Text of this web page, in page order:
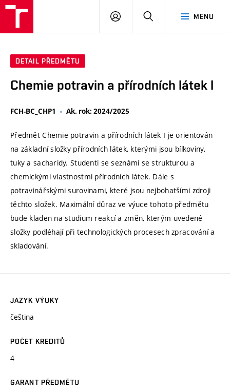
MENU
PŘIHLÁSIT
DETAIL PŘEDMĚTU
Chemie potravin a přírodních látek I
FCH-BC_CHP1 Ak. rok: 2024/2025
Předmět Chemie potravin a přírodních látek I je orientován
na základní složky přírodních látek, kterými jsou bílkoviny,
tuky a sacharidy. Studenti se seznámí se strukturou a
chemickými vlastnostmi přírodních látek. Dále s
potravinářskými surovinami, které jsou nejbohatšími zdroji
těchto složek. Maximální důraz ve výuce tohoto předmětu
bude kladen na studium reakcí a změn, kterým uvedené
složky podléhají při technologických procesech zpracování a
skladování.
JAZYK VÝUKY
čeština
POČET KREDITŮ
4
GARANT PŘEDMĚTU